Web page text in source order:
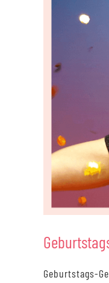
Geburtstags-